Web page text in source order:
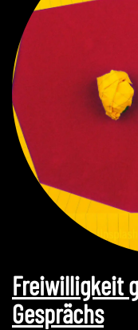
Freiwilligkeit
Gesprächs